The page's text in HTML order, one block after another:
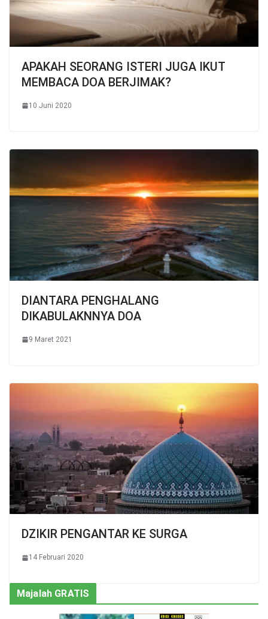
APAKAH SEORANG ISTERI JUGA IKUT
MEMBACA DOA BERJIMAK?
10 Juni 2020
DIANTARA PENGHALANG
DIKABULAKNNYA DOA
9 Maret 2021
DZIKIR PENGANTAR KE SURGA
14 Februari 2020
Majalah GRATIS